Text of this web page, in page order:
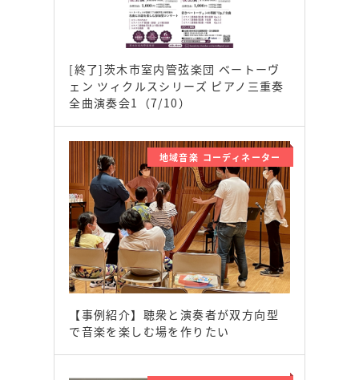
[終了]茨木市室内管弦楽団 ベートーヴ
ェン ツィクルスシリーズ ピアノ三重奏
全曲演奏会1（7/10）
地域音楽 コーディネーター
【事例紹介】聴衆と演奏者が双方向型
で音楽を楽しむ場を作りたい